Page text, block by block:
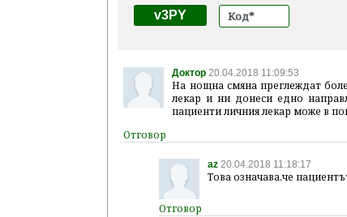
v3PY
Доктор 20.04.2018 11:09:53
На нощна смяна преглеждат
лекар и ни донеси едно
пациенти личния лекар може в
az 20.04.2018 11:18:17
Това означава,че